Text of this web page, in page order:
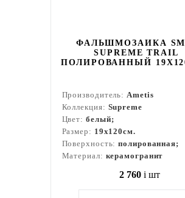
ФАЛЬШМОЗАИКА
SUPREME TRAIL
ПОЛИРОВАННЫЙ
Производитель:Ametis
Коллекция: Supreme
Цвет: белый;
Размер: 19x120см.
Поверхность:полированная;
Материал: керамогранит
2 760 i шт